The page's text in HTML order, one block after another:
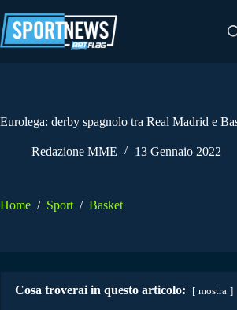
al
contenuto
Eurolega: derby spagnolo tra Real Madrid e
Redazione MME 13 Gennaio 2022
Home / Sport / Basket
Cosa troverai in questo articolo: mostra